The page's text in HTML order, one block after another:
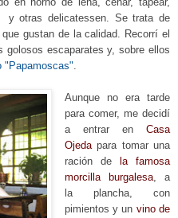
otras delicatessen. Se trata de
gustan de la calidad. Recorrí el
golosos escaparates y, sobre ellos
"Papamoscas".
Aunque no era tarde
para comer, me decidí
a entrar en Casa
Ojedapara tomar una
ración de
la famosa
morcilla burgalesa, a
la plancha, con
pimientos y un vino de